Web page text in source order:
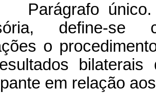
único.
define-se
o
em relação